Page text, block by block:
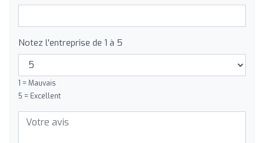
Notez l'entreprise de 1 à 5
1 = Mauvais
5 = Excellent